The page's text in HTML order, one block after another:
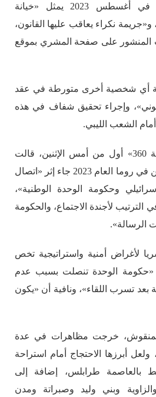
الإسرائيلي إيلي كوهين في أغسطس 2023 يمثل «خيانة
نكراء يعاقب عليها القانون،
المنشور على صفحة المشري بموقع
أي شخصية أخرى متورطة في عقد
وإجراء تحقيق شفاف في هذه
الشعب الليبي.
وخلال حديثها إلى «منصة 360» أول من أمس الإثنين، قالت
المنقوش إن لقاءها كوهين في روما العام 2023 جاء إثر «اتصال
وحكومة الوحدة الوطنية»،
لأجندة الاجتماع، والحكومة
الرسالة».
لأغراض أمنية واستراتيجية تخص
«حكومة الوحدة تنصلت بسبب عدم
بعد تسرب اللقاء»، ونافية أن «يكون
خرجت مظاهرات في عدة
أبرزها الاحتجاج أمام استراحة
بالعاصمة طرابلس، إضافة إلى
وبني وليد وصبراتة ومدن